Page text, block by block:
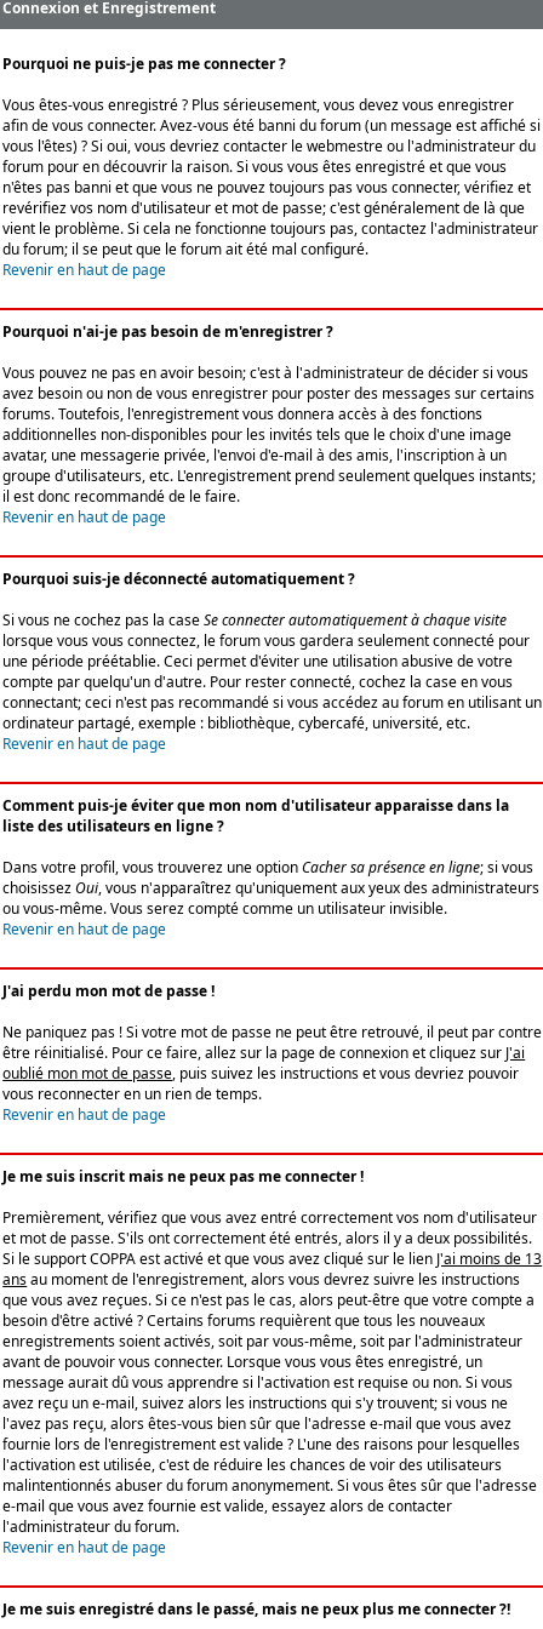
Connexion et Enregistrement
Pourquoi ne puis-je pas me connecter ?
Vous êtes-vous enregistré ? Plus sérieusement, vous devez vous enregistrer
afin de vous connecter. Avez-vous été banni du forum (un message est affiché si
vous l'êtes) ? Si oui, vous devriez contacter le webmestre ou l'administrateur du
forum pour en découvrir la raison. Si vous vous êtes enregistré et que vous
n'êtes pas banni et que vous ne pouvez toujours pas vous connecter, vérifiez et
revérifiez vos nom d'utilisateur et mot de passe; c'est généralement de là que
vient le problème. Si cela ne fonctionne toujours pas, contactez l'administrateur
du forum; il se peut que le forum ait été mal configuré.
Revenir en haut de page
Pourquoi n'ai-je pas besoin de m'enregistrer ?
Vous pouvez ne pas en avoir besoin; c'est à l'administrateur de décider si vous
avez besoin ou non de vous enregistrer pour poster des messages sur certains
forums. Toutefois, l'enregistrement vous donnera accès à des fonctions
additionnelles non-disponibles pour les invités tels que le choix d'une image
avatar, une messagerie privée, l'envoi d'e-mail à des amis, l'inscription à un
groupe d'utilisateurs, etc. L'enregistrement prend seulement quelques instants;
il est donc recommandé de le faire.
Revenir en haut de page
Pourquoi suis-je déconnecté automatiquement ?
Si vous ne cochez pas la caseSe connecter automatiquement à chaque visite
lorsque vous vous connectez, le forum vous gardera seulement connecté pour
une période préétablie. Ceci permet d'éviter une utilisation abusive de votre
compte par quelqu'un d'autre. Pour rester connecté, cochez la case en vous
connectant; ceci n'est pas recommandé si vous accédez au forum en utilisant un
ordinateur partagé, exemple : bibliothèque, cybercafé, université, etc.
Revenir en haut de page
Comment puis-je éviter que mon nom d'utilisateur apparaisse dans la
liste des utilisateurs en ligne ?
Dans votre profil, vous trouverez une optionCacher sa présence en ligne; si vous
choisissezOui, vous n'apparaîtrez qu'uniquement aux yeux des administrateurs
ou vous-même. Vous serez compté comme un utilisateur invisible.
Revenir en haut de page
J'ai perdu mon mot de passe !
Ne paniquez pas ! Si votre mot de passe ne peut être retrouvé, il peut par contre
être réinitialisé. Pour ce faire, allez sur la page de connexion et cliquez sur J'ai
oublié mon mot de passe, puis suivez les instructions et vous devriez pouvoir
vous reconnecter en un rien de temps.
Revenir en haut de page
Je me suis inscrit mais ne peux pas me connecter !
Premièrement, vérifiez que vous avez entré correctement vos nom d'utilisateur
et mot de passe. S'ils ont correctement été entrés, alors il y a deux possibilités.
Si le support COPPA est activé et que vous avez cliqué sur le lien J'ai moins de 13
ansau moment de l'enregistrement, alors vous devrez suivre les instructions
que vous avez reçues. Si ce n'est pas le cas, alors peut-être que votre compte a
besoin d'être activé ? Certains forums requièrent que tous les nouveaux
enregistrements soient activés, soit par vous-même, soit par l'administrateur
avant de pouvoir vous connecter. Lorsque vous vous êtes enregistré, un
message aurait dû vous apprendre si l'activation est requise ou non. Si vous
avez reçu un e-mail, suivez alors les instructions qui s'y trouvent; si vous ne
l'avez pas reçu, alors êtes-vous bien sûr que l'adresse e-mail que vous avez
fournie lors de l'enregistrement est valide ? L'une des raisons pour lesquelles
l'activation est utilisée, c'est de réduire les chances de voir des utilisateurs
malintentionnés abuser du forum anonymement. Si vous êtes sûr que l'adresse
e-mail que vous avez fournie est valide, essayez alors de contacter
l'administrateur du forum.
Revenir en haut de page
Je me suis enregistré dans le passé, mais ne peux plus me connecter ?!